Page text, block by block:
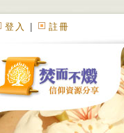
登入 註冊